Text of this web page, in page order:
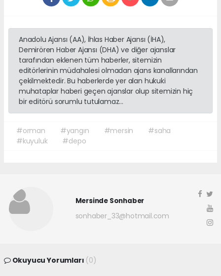
Anadolu Ajansı (AA), İhlas Haber Ajansı (İHA),
Demirören Haber Ajansı (DHA) ve diğer ajanslar
tarafından eklenen tüm haberler, sitemizin
editörlerinin müdahalesi olmadan ajans kanallarından
çekilmektedir. Bu haberlerde yer alan hukuki
muhataplar haberi geçen ajanslar olup sitemizin hiç
bir editörü sorumlu tutulamaz...
#orman #yangın #mersin
#saha
#kuyuluk
#depo
Mersinde Sonhaber
sonhaber_33@hotmail.com
Okuyucu Yorumları (0)